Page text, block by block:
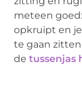
meteen
opkruipt en
te gaan
detussenjas